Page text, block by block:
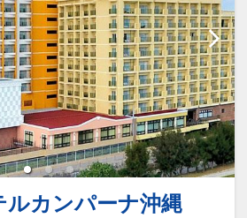
カンパーナ沖縄